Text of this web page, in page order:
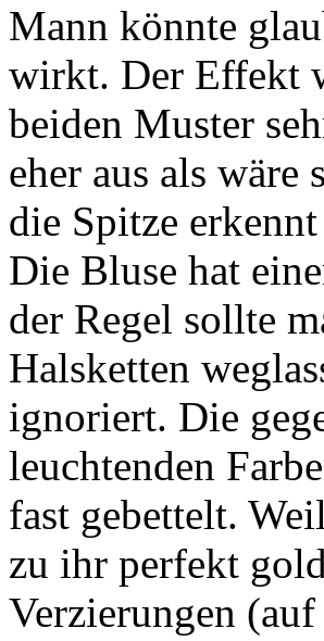
Mann könnte
wirkt. Der Effekt
beiden Muster
eher aus als
die Spitze
Die Bluse hat
der Regel sollte
Halsketten
ignoriert. Die
leuchtenden
fast gebettelt.
zu ihr perfekt
Verzierungen